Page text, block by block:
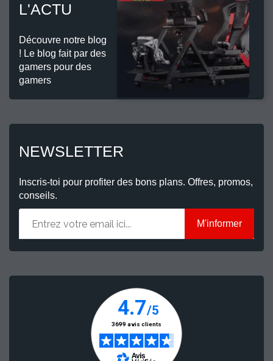
L'ACTU
Découvre notre blog
! Le blog fait par des
gamers pour des
gamers
NEWSLETTER
Inscris-toi pour profiter des bons plans. Offres, promos,
conseils.
M'informer